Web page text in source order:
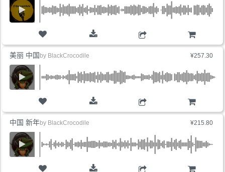
购物车
¥257.30
购物车
美丽 中国 by BlackCrocodile
¥215.80
中国 新年by BlackCrocodile